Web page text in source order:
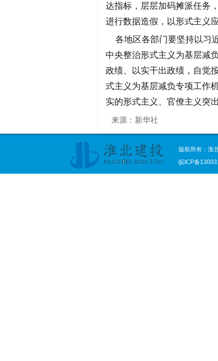
达指标，层层加码摊派任务
进行数据造假，以形式主义
各地区各部门要坚持以习
中央整治形式主义为基层减
政绩、以实干出政绩，自觉
式主义为基层减负专项工作
实的形式主义、官僚主义突
来源：新华社
版权所有：淮
皖ICP备